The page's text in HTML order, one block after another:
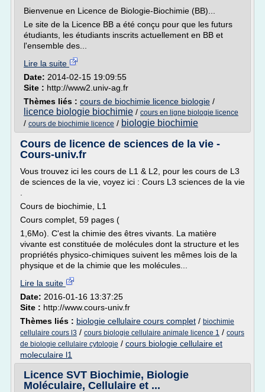
Bienvenue en Licence de Biologie-Biochimie (BB)...
Le site de la Licence BB a été conçu pour que les futurs
étudiants, les étudiants inscrits actuellement en BB et
l'ensemble des...
Lire la suite
Date: 2014-02-15 19:09:55
Site : http://www2.univ-ag.fr
Thèmes liés : cours de biochimie licence biologie /
licence biologie biochimie / cours en ligne biologie licence
/ cours de biochimie licence / biologie biochimie
Cours de licence de sciences de la vie -
Cours-univ.fr
Vous trouvez ici les cours de L1 & L2, pour les cours de L3
de sciences de la vie, voyez ici : Cours L3 sciences de la vie
Cours de biochimie, L1
Cours complet, 59 pages (
1,6Mo). C'est la chimie des êtres vivants. La matière
vivante est constituée de molécules dont la structure et les
propriétés physico-chimiques suivent les mêmes lois de la
physique et de la chimie que les molécules...
Lire la suite
Date: 2016-01-16 13:37:25
Site : http://www.cours-univ.fr
Thèmes liés : biologie cellulaire cours complet / biochimie
cellulaire cours l3 / cours biologie cellulaire animale licence 1 / cours
de biologie cellulaire cytologie / cours biologie cellulaire et
moleculaire l1
Licence SVT Biochimie, Biologie
Moléculaire, Cellulaire et ...